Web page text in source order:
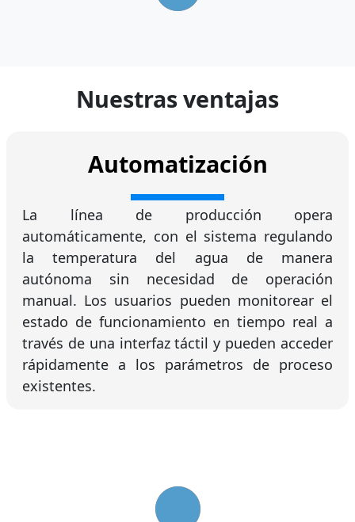
Nuestras ventajas
Automatización
La línea de producción opera
automáticamente, con el sistema regulando
la temperatura del agua de manera
autónoma sin necesidad de operación
manual. Los usuarios pueden monitorear el
estado de funcionamiento en tiempo real a
través de una interfaz táctil y pueden acceder
rápidamente a los parámetros de proceso
existentes.